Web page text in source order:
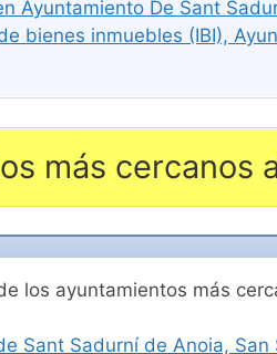
Ayuntamiento De Sant
bienes inmuebles (IBI),
más cercanos
los ayuntamientos más
Sant Sadurní de Anoia, San